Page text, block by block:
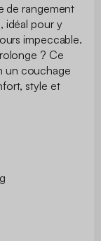
de rangement
idéal pour y
impeccable.
? Ce
un couchage
style et